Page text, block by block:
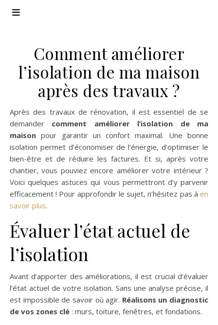
Comment améliorer
l’isolation de ma maison
après des travaux ?
Après des travaux de rénovation, il est essentiel de se
demander comment améliorer l’isolation de ma
maison pour garantir un confort maximal. Une bonne
isolation permet d’économiser de l’énergie, d’optimiser le
bien-être et de réduire les factures. Et si, après votre
chantier, vous pouviez encore améliorer votre intérieur ?
Voici quelques astuces qui vous permettront d’y parvenir
efficacement ! Pour approfondir le sujet, n’hésitez pas à en
savoir plus.
Évaluer l’état actuel de
l’isolation
Avant d’apporter des améliorations, il est crucial d’évaluer
l’état actuel de votre isolation. Sans une analyse précise, il
est impossible de savoir où agir. Réalisons un diagnostic
de vos zones clé : murs, toiture, fenêtres, et fondations.